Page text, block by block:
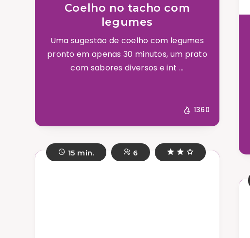
Coelho no tacho com
legumes
Uma sugestão de coelho com legumes
pronto em apenas 30 minutos, um prato
com sabores diversos e int ...
1360
15 min. 6